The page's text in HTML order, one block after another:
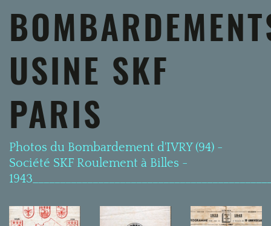
USINE SKF
PARIS
Photos du Bombardement d'IVRY (94) -
Société SKF Roulement à Billes -